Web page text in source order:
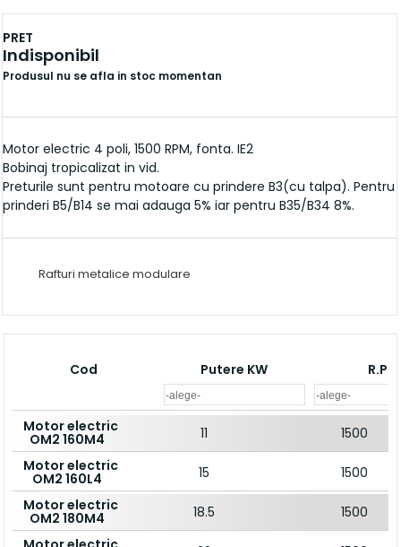
PRET
Indisponibil
Produsul nu se afla in stoc momentan
Motor electric 4 poli, 1500 RPM, fonta. IE2
Bobinaj tropicalizat in vid.
Preturile sunt pentru motoare cu prindere B3(cu talpa). Pentru
prinderi B5/B14 se mai adauga 5% iar pentru B35/B34 8%.
Rafturi metalice modulare
Cod Putere KW
Motor electric
OM2 160M4 11
1500
Motor electric
OM2 160L4 15
1500
Motor electric
OM2 180M4 18.5
1500